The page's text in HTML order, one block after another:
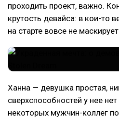
проходить проект, важно.
крутость девайса: в кои-то
на старте вовсе не
Ханна — девушка простая,
сверхспособностей у нее
некоторых мужчин-коллег